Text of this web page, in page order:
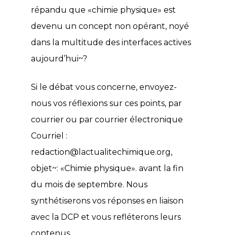
répandu que «chimie physique» est
devenu un concept non opérant, noyé
dans la multitude des interfaces actives
aujourd’hui~?
Si le débat vous concerne, envoyez-
nous vos réflexions sur ces points, par
courrier ou par courrier électronique
Courriel :
redaction@lactualitechimique.org,
objet~: «Chimie physique». avant la fin
du mois de septembre. Nous
synthétiserons vos réponses en liaison
avec la DCP et vous refléterons leurs